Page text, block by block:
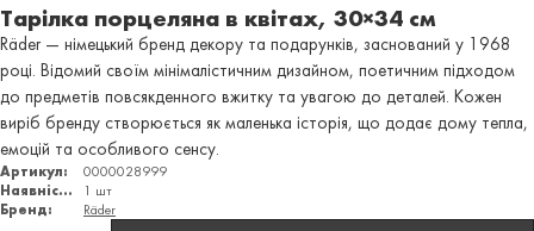
Тарілка порцеляна в квітах, 30×34 cм
Räder — німецький бренд декору та подарунків, заснований у 1968
році. Відомий своїм мінімалістичним дизайном, поетичним підходом
до предметів повсякденного вжитку та увагою до деталей. Кожен
виріб бренду створюється як маленька історія, що додає дому тепла,
емоцій та особливого сенсу.
Артикул:
0000028999
Наявність:
1 шт
Бренд:
Räder